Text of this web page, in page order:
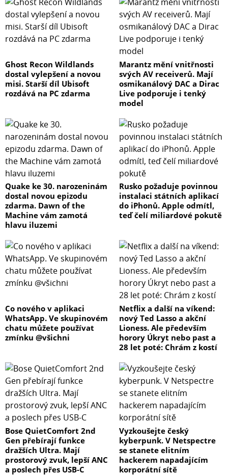
Ghost Recon Wildlands
dostal vylepšení a novou
misi. Starší díl Ubisoft
rozdává na PC zdarma
Marantz mění vnitřnosti
svých AV receiverů. Mají
osmikanálový DAC a Dirac
Live podporuje i tenký
model
Quake ke 30. narozeninám
dostal novou epizodu
zdarma. Dawn of the
Machine vám zamotá
hlavu iluzemi
Rusko požaduje povinnou
instalaci státních aplikací
do iPhonů. Apple odmítl,
teď čelí miliardové pokutě
Co nového v aplikaci
WhatsApp. Ve skupinovém
chatu můžete používat
zmínku @všichni
Netflix a další na víkend:
nový Ted Lasso a akční
Lioness. Ale především
horory Úkryt nebo past a
28 let poté: Chrám z kostí
Bose QuietComfort 2nd
Gen přebírají funkce
dražších Ultra. Mají
prostorový zvuk, lepší ANC
a poslech přes USB-C
Vyzkoušejte český
kyberpunk. V Netspectre
se stanete elitním
hackerem napadajícím
korporátní sítě